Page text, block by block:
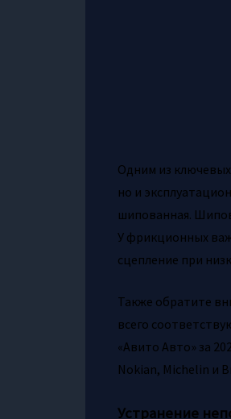
Одним из
но и
шипованная.
У фрикционных
сцепление при
Также обратите
всего
«Авито Авто» за
Nokian, Michelin и
Устранение